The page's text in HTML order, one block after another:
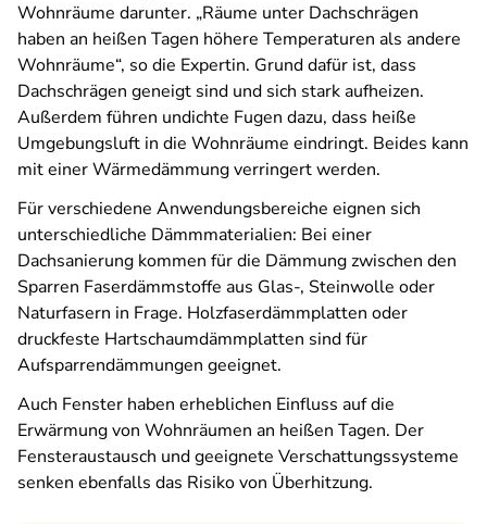
Wohnräume darunter. „Räume unter Dachschrägen
haben an heißen Tagen höhere Temperaturen als andere
Wohnräume“, so die Expertin. Grund dafür ist, dass
Dachschrägen geneigt sind und sich stark aufheizen.
Außerdem führen undichte Fugen dazu, dass heiße
Umgebungsluft in die Wohnräume eindringt. Beides kann
mit einer Wärmedämmung verringert werden.
Für verschiedene Anwendungsbereiche eignen sich
unterschiedliche Dämmmaterialien: Bei einer
Dachsanierung kommen für die Dämmung zwischen den
Sparren Faserdämmstoffe aus Glas-, Steinwolle oder
Naturfasern in Frage. Holzfaserdämmplatten oder
druckfeste Hartschaumdämmplatten sind für
Aufsparrendämmungen geeignet.
Auch Fenster haben erheblichen Einfluss auf die
Erwärmung von Wohnräumen an heißen Tagen. Der
Fensteraustausch und geeignete Verschattungssysteme
senken ebenfalls das Risiko von Überhitzung.